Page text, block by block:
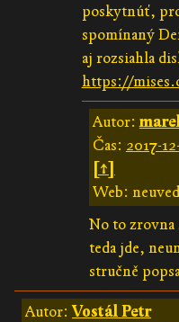
poskytnúť,
spomínaný
aj rozsiahla
https://
Autor:
Čas: 2017-
[↑]
Web:
No to
teda jde,
stručně
Autor:Vostál Petr